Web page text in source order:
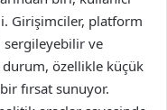
Girişimciler, platform
sergileyebilir ve
özellikle küçük
fırsat sunuyor.